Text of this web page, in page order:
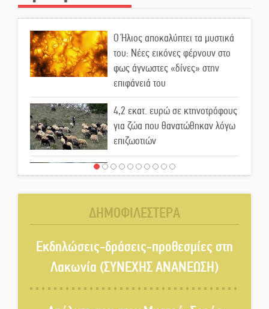
Ο Ήλιος αποκαλύπτει τα μυστικά
του: Νέες εικόνες φέρνουν στο
φως άγνωστες «δίνες» στην
επιφάνειά του
4,2 εκατ. ευρώ σε κτηνοτρόφους
για ζώα που θανατώθηκαν λόγω
επιζωοτιών
Η ψυχολογία της ανατροπής στο
Ένα «ταξίδι» τέχνης και
χρωμάτων στη Νεάπολη
Τα Λαγκάδια κρατούν ζωντανή
την τέχνη της πέτρας
ΔΗΜΟΦΙΛΕΣΤΕΡΑ
Εκδηλώσεις-δράσεις-προθεσμίες στη
Λακωνία (ΣΥΝΕΧΗΣ ΑΝΑΝΕΩΣΗ)